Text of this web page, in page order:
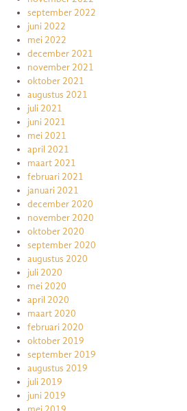
september 2022
juni 2022
mei 2022
december 2021
november 2021
oktober 2021
augustus 2021
juli 2021
juni 2021
mei 2021
april 2021
maart 2021
februari 2021
januari 2021
december 2020
november 2020
oktober 2020
september 2020
augustus 2020
juli 2020
mei 2020
april 2020
maart 2020
februari 2020
oktober 2019
september 2019
augustus 2019
juli 2019
juni 2019